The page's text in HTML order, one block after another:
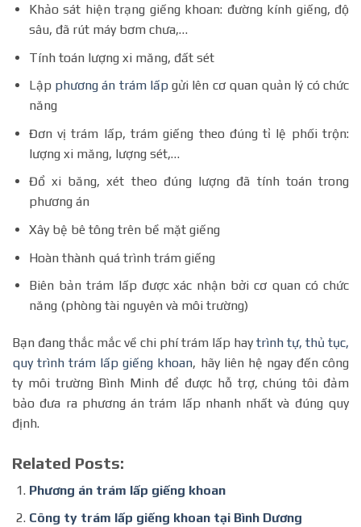
Khảo sát hiện trạng giếng khoan: đường kính giếng, độ
sâu, đã rút máy bơm chưa,…
Tính toán lượng xi măng, đất sét
Lập phương án trám lấpgửi lên cơ quan quản lý có chức
năng
Đơn vị trám lấp, trám giếng theo đúng tỉ lệ phối trộn:
lượng xi măng, lượng sét,…
Đổ xi băng, xét theo đúng lượng đã tính toán trong
phương án
Xây bệ bê tông trên bề mặt giếng
Hoàn thành quá trình trám giếng
Biên bản trám lấp được xác nhận bởi cơ quan có chức
năng (phòng tài nguyên và môi trường)
Bạn đang thắc mắc về chi phí trám lấp hay trình tự, thủ tục,
quy trình trám lấp giếng khoan, hãy liên hệ ngay đến công
ty môi trường Bình Minh để được hỗ trợ, chúng tôi đảm
bảo đưa ra phương án trám lấp nhanh nhất và đúng quy
định.
Related Posts:
Phương án trám lấp giếng khoan
Công ty trám lấp giếng khoan tại Bình Dương